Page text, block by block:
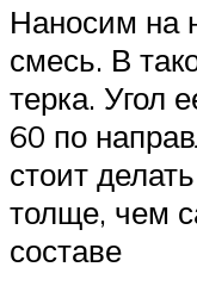
Наносим на
смесь. В
терка. Угол
60 по
стоит
толще, чем
составе